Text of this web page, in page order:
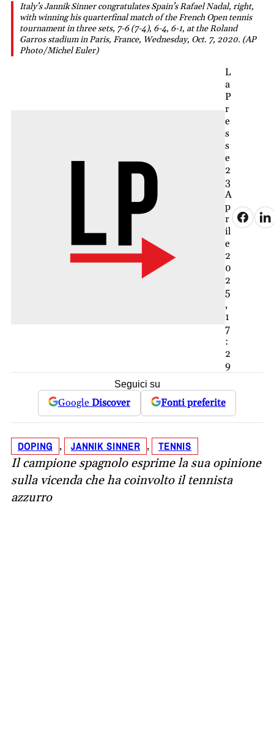
Italy’s Jannik Sinner congratulates Spain’s Rafael Nadal, right,
with winning his quarterfinal match of the French Open tennis
tournament in three sets, 7-6 (7-4), 6-4, 6-1, at the Roland
Garros stadium in Paris, France, Wednesday, Oct. 7, 2020. (AP
Photo/Michel Euler)
L
a
P
r
e
s
s
e
2
3
A
p
r
il
e
2
0
2
5
,
1
7
:
2
9
Seguici su
Google Discover Fonti preferite
DOPING , JANNIK SINNER , TENNIS
Il campione spagnolo esprime la sua opinione
sulla vicenda che ha coinvolto il tennista
azzurro